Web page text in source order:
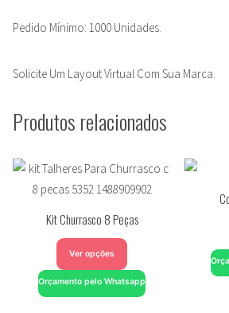
Pedido Mínimo: 1000 Unidades.
Solicite Um Layout Virtual Com Sua Marca.
Produtos relacionados
Kit Churrasco 8 Peças
Ver opções
Orçamento pelo Whatsapp